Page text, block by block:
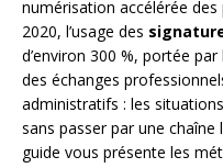
numérisation accélérée
2020, l’usage des
d’environ 300 %, portée
des échanges
administratifs : les
sans passer par une
guide vous présente les